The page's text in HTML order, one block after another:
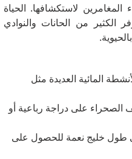
لاستكشافها. الحياة
الكثير من الحانات والنوادي
المائية العديدة مثل
على دراجة رباعية أو
طول خليج نعمة للحصول على